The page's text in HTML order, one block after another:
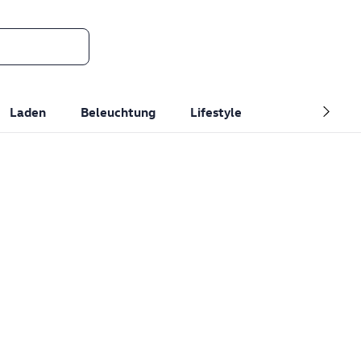
Laden Beleuchtung Lifestyle